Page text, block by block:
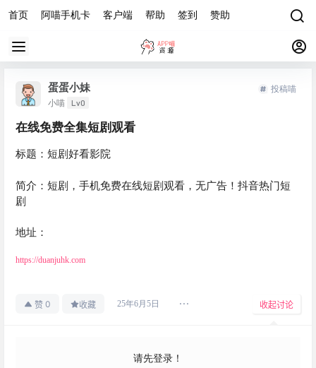
首页 阿喵手机卡 客户端 帮助 签到 赞助
蛋蛋小妹
小喵 Lv0
投稿喵
在线免费全集短剧观看
标题：短剧好看影院
简介：短剧，手机免费在线短剧观看，无广告！抖音热门短
剧
地址：
https://duanjuhk.com
赞 0 收藏 25年6月5日 收起讨论
请先登录！